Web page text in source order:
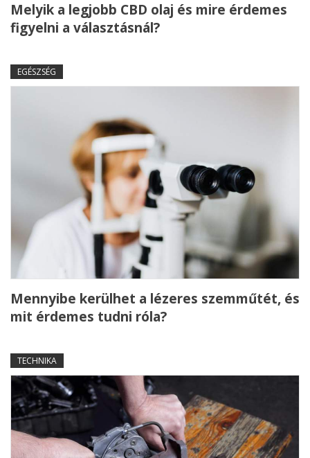
Melyik a legjobb CBD olaj és mire érdemes
figyelni a választásnál?
EGÉSZSÉG
Mennyibe kerülhet a lézeres szemműtét, és
mit érdemes tudni róla?
TECHNIKA